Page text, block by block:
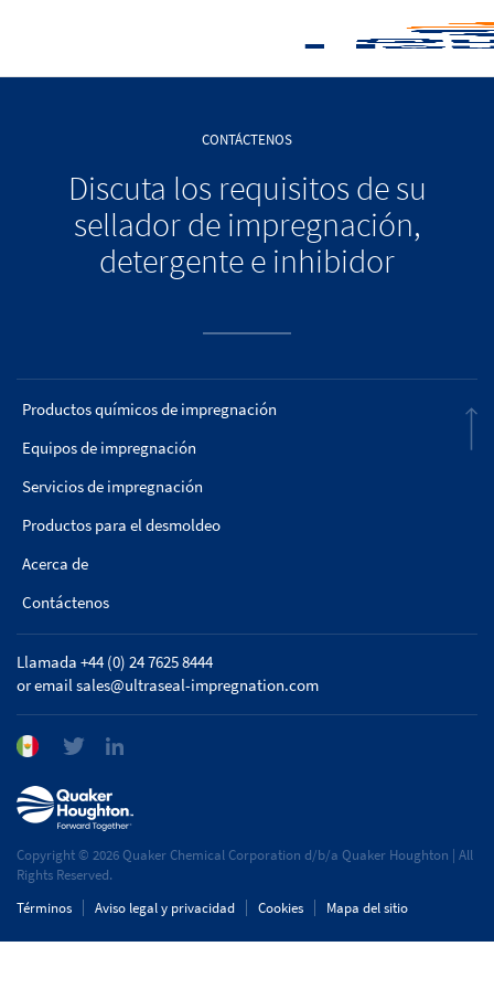
CONTÁCTENOS
Discuta los requisitos de su
sellador de impregnación,
detergente e inhibidor
Productos químicos de impregnación
Equipos de impregnación
Servicios de impregnación
Productos para el desmoldeo
Acerca de
Contáctenos
Llamada +44 (0) 24 7625 8444
or emailsales@ultraseal-impregnation.com
Copyright © 2026 Quaker Chemical Corporation d/b/a Quaker Houghton | All
Rights Reserved.
Términos
Aviso legal y privacidad Cookies Mapa del sitio